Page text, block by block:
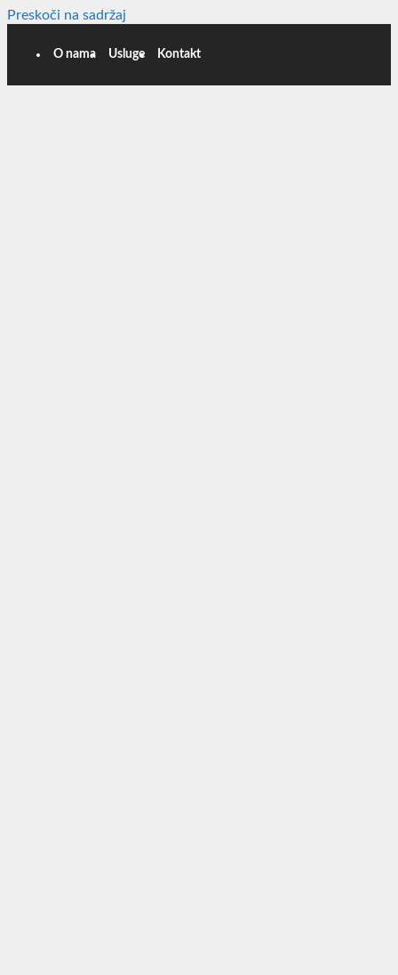
Preskoči na sadržaj
O nama Usluge Kontakt